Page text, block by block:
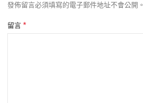
發佈留言必須填寫的電子郵件地址不會公開。
留言 *